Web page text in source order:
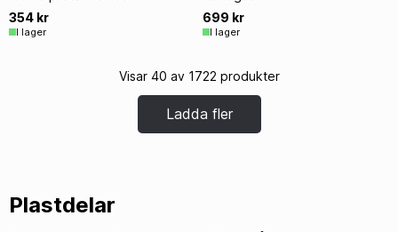
354 kr
I lager
699 kr
I lager
Visar 40 av 1722 produkter
Ladda fler
Plastdelar